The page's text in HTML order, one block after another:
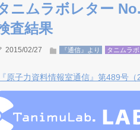
ニムラボレター
査結果
2015/02/27 『通信』より タニムラ
『原子力資料情報室通信』第489号（